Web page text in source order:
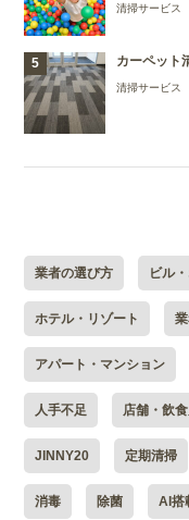
清掃サービス
カーペット
清掃サービス
業者の選び方 ビル
ホテル・リゾート
アパート・マンション
人手不足 店舗・飲
JINNY20 定期清掃
消毒 除菌 AI搭